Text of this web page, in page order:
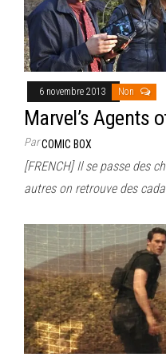
6 novembre 2013 Non
Marvel’s Agents
ParCOMIC BOX
[FRENCH] Il se passe des
autres on retrouve des